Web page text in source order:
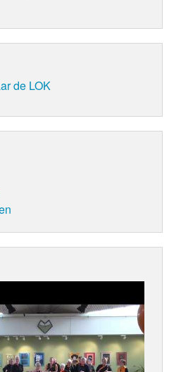
de LOK